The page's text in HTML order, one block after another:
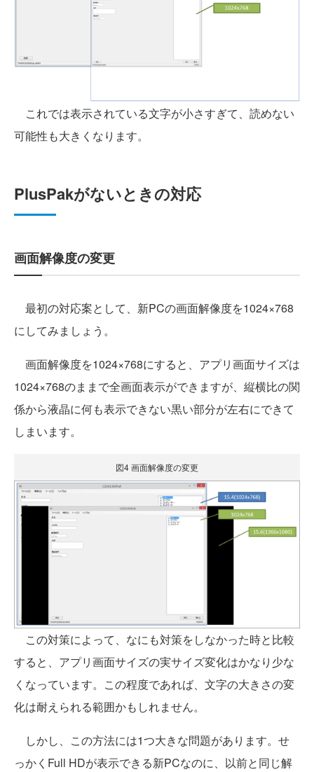
これでは表示されている文字が小さすぎて、読めない
可能性も大きくなります。
PlusPakがないときの対応
画面解像度の変更
最初の対応案として、新PCの画面解像度を1024×768
にしてみましょう。
画面解像度を1024×768にすると、アプリ画面サイズは
1024×768のままで全画面表示ができますが、縦横比の関
係から液晶に何も表示できない黒い部分が左右にできて
しまいます。
図4 画面解像度の変更
この対策によって、なにも対策をしなかった時と比較
すると、アプリ画面サイズの実サイズ変化はかなり少な
くなっています。この程度であれば、文字の大きさの変
化は耐えられる範囲かもしれません。
しかし、この方法には1つ大きな問題があります。せ
っかくFull HDが表示できる新PCなのに、以前と同じ解